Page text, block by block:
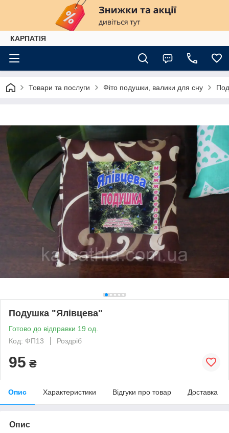
КАРПАТІЯ
Товари та послуги Фіто подушки, валики для сну
Подушка "Ялівцева"
Готово до відправки 19 од.
Код: ФП13
Роздріб
95 ₴
Опис Характеристики Відгуки про товар Доставка
Опис